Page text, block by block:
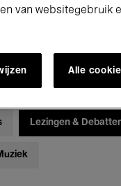
Lezingen &
van websitegebruik
Alle